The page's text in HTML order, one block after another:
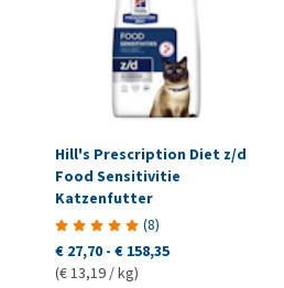
Hill's Prescription Diet z/d
Food Sensitivitie
Katzenfutter
(8)
€ 27,70 - € 158,35
(€ 13,19 / kg)